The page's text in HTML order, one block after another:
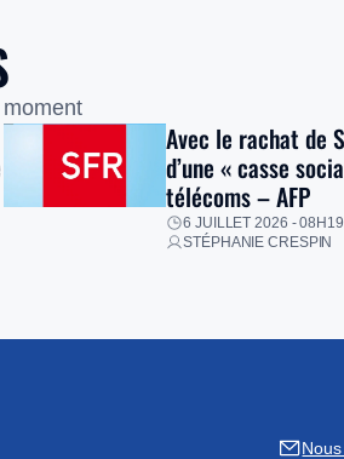
Avec le rachat de
d’une « casse
télécoms – AFP
6 JUILLET 2026 - 08H19
STÉPHANIE CRESPIN